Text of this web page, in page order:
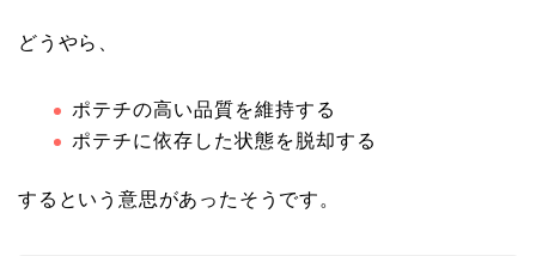
どうやら、
ポテチの高い品質を維持する
ポテチに依存した状態を脱却する
するという意思があったそうです。